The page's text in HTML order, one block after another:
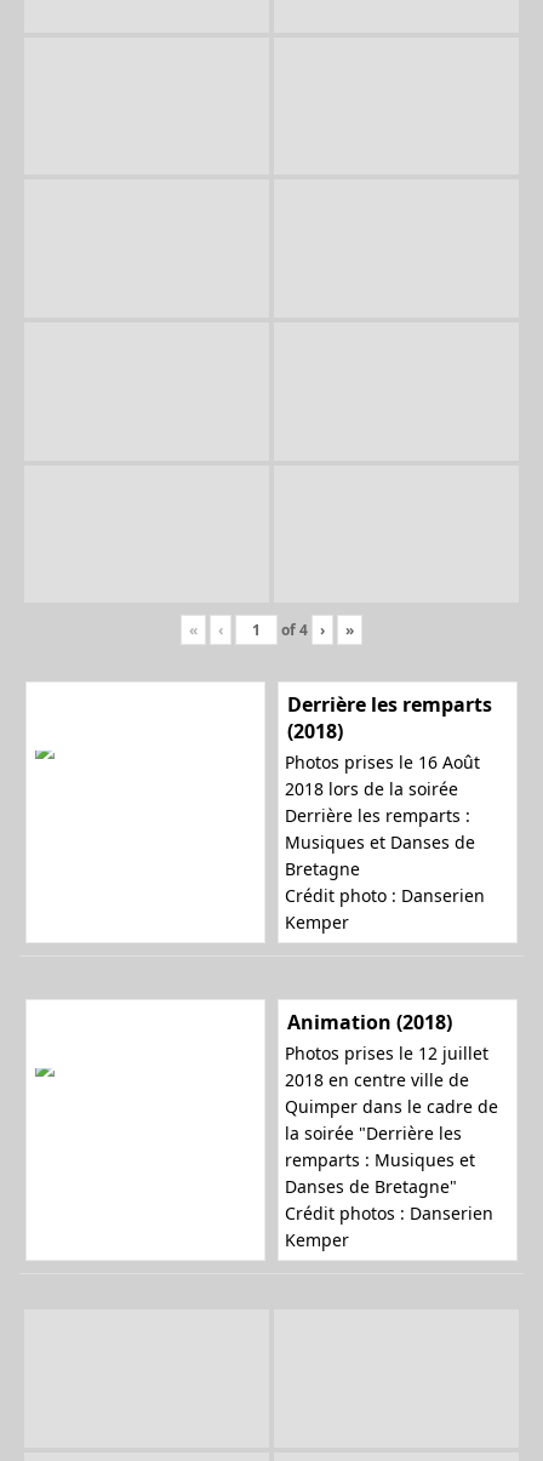
« ‹ of4 › »
Derrière les remparts
(2018)
Photos prises le 16 Août
2018 lors de la soirée
Derrière les remparts :
Musiques et Danses de
Bretagne
Crédit photo : Danserien
Kemper
Animation (2018)
Photos prises le 12 juillet
2018 en centre ville de
Quimper dans le cadre de
la soirée "Derrière les
remparts : Musiques et
Danses de Bretagne"
Crédit photos : Danserien
Kemper